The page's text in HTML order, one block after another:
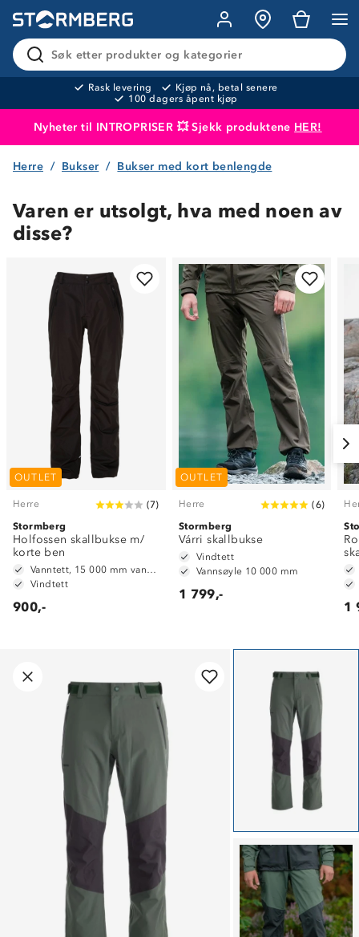
Søk etter produkter og kategorier
Rask levering
Kjøp nå, betal senere
100 dagers åpent kjøp
Nyheter til INTROPRISER 💥 Sjekk produktene HER!
Produktet er lagt i handlekurven Til kassen
Herre Bukser Bukser med kort benlengde
Varen er utsolgt, hva med noen av
disse?
OUTLET
Herre (7)
Stormberg
Holfossen skallbukse m/
korte ben
Vanntett, 15 000 mm vannsøyle
Vindtett
900,-
OUTLET
Herre (6)
Stormberg
Várri skallbukse
Vindtett
Vannsøyle 10 000 mm
1 799,-
1